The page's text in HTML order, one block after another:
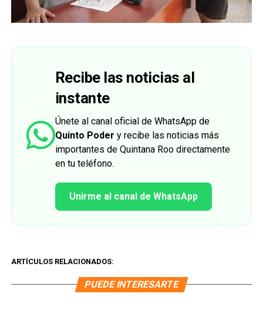
Recibe las noticias al
instante
Únete al canal oficial de WhatsApp de
Quinto Poder y recibe las noticias más
importantes de Quintana Roo directamente
en tu teléfono.
Unirme al canal de WhatsApp
ARTÍCULOS RELACIONADOS:
PUEDE INTERESARTE